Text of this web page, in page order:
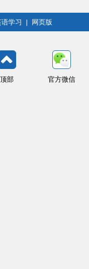
学习 | 网页版
顶部 官方微信